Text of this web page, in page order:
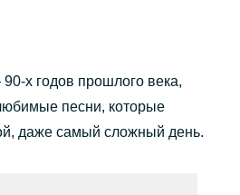
х годов прошлого века,
песни, которые
даже самый сложный день.